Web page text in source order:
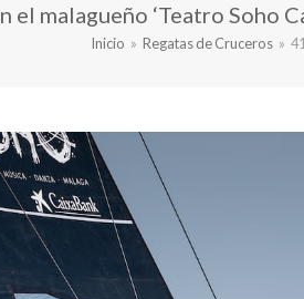
el malagueño ‘Teatro
Inicio » Regatas de Cruceros »